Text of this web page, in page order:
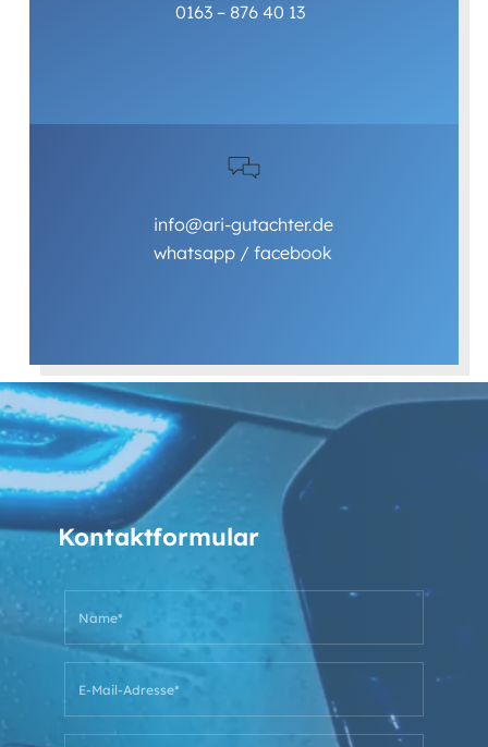
0163 – 876 40 13
info@ari-gutachter.de
whatsapp /facebook
Kontaktformular